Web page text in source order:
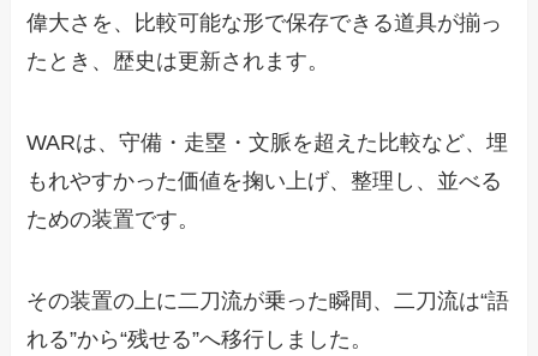
偉大さを、比較可能な形で保存できる道具が揃っ
たとき、歴史は更新されます。
WARは、守備・走塁・文脈を超えた比較など、埋
もれやすかった価値を掬い上げ、整理し、並べる
ための装置です。
その装置の上に二刀流が乗った瞬間、二刀流は“語
れる”から“残せる”へ移行しました。